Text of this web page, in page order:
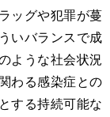
ッグや犯罪が蔓
いバランスで成
ような社会状況
わる感染症との
する持続可能な